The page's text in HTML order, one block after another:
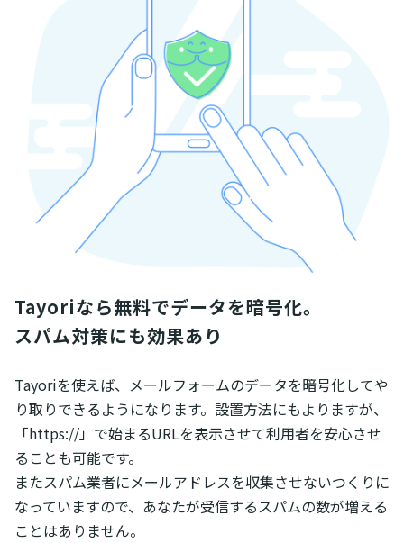
Tayoriなら無料でデータを暗号化。
スパム対策にも効果あり
Tayoriを使えば、メールフォームのデータを暗号化してや
り取りできるようになります。設置方法にもよりますが、
「https://」で始まるURLを表示させて利用者を安心させ
ることも可能です。
またスパム業者にメールアドレスを収集させないつくりに
なっていますので、あなたが受信するスパムの数が増える
ことはありません。